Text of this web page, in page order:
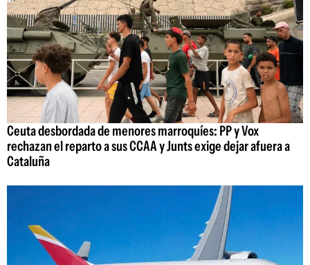
Ceuta desbordada de menores marroquíes: PP y Vox
rechazan el reparto a sus CCAA y Junts exige dejar afuera a
Cataluña